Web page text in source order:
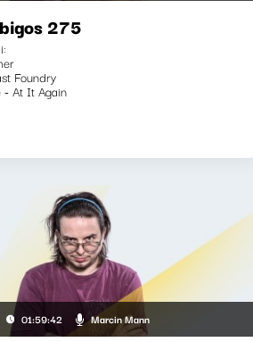
275
Foundry
- At It Again
01:59:42 Marcin Mann